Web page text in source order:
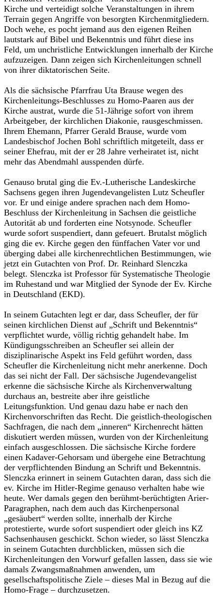
Kirche und verteidigt solche Veranstaltungen in ihrem
Terrain gegen Angriffe von besorgten Kirchenmitgliedern.
Doch wehe, es pocht jemand aus den eigenen Reihen
lautstark auf Bibel und Bekenntnis und führt diese ins
Feld, um unchristliche Entwicklungen innerhalb der Kirche
aufzuzeigen. Dann zeigen sich Kirchenleitungen schnell
von ihrer diktatorischen Seite.
Als die sächsische Pfarrfrau Uta Brause wegen des
Kirchenleitungs-Beschlusses zu Homo-Paaren aus der
Kirche austrat, wurde die 51-Jährige sofort von ihrem
Arbeitgeber, der kirchlichen Diakonie, rausgeschmissen.
Ihrem Ehemann, Pfarrer Gerald Brause, wurde vom
Landesbischof Jochen Bohl schriftlich mitgeteilt, dass er
seiner Ehefrau, mit der er 28 Jahre verheiratet ist, nicht
mehr das Abendmahl ausspenden dürfe.
Genauso brutal ging die Ev.-Lutherische Landeskirche
Sachsens gegen ihren Jugendevangelisten Lutz Scheufler
vor. Er und einige andere sprachen nach dem Homo-
Beschluss der Kirchenleitung in Sachsen die geistliche
Autorität ab und forderten eine Notsynode. Scheufler
wurde sofort suspendiert, dann gefeuert. Brutalst möglich
ging die ev. Kirche gegen den fünffachen Vater vor und
überging dabei alle kirchenrechtlichen Bestimmungen, wie
jetzt ein Gutachten von Prof. Dr. Reinhard Slenczka
belegt. Slenczka ist Professor für Systematische Theologie
im Ruhestand und war Mitglied der Synode der Ev. Kirche
in Deutschland (EKD).
In seinem Gutachten legt er dar, dass Scheufler, der für
seinen kirchlichen Dienst auf „Schrift und Bekenntnis“
verpflichtet wurde, völlig richtig gehandelt habe. Im
Kündigungsschreiben an Scheufler sei allein der
disziplinarische Aspekt ins Feld geführt worden, dass
Scheufler die Kirchenleitung nicht mehr anerkenne. Doch
das sei nicht der Fall. Der sächsische Jugendevangelist
erkenne die sächsische Kirche als Kirchenverwaltung
durchaus an, bestreite aber ihre geistliche
Leitungsfunktion. Und genau dazu habe er nach den
Kirchenvorschriften das Recht. Die geistlich-theologischen
Sachfragen, die nach dem „inneren“ Kirchenrecht hätten
diskutiert werden müssen, wurden von der Kirchenleitung
einfach ausgeschlossen. Die sächsische Kirche fordere
einen Kadaver-Gehorsam und übergehe eine Betrachtung
der verpflichtenden Bindung an Schrift und Bekenntnis.
Slenczka erinnert in seinem Gutachten daran, dass sich die
ev. Kirche im Hitler-Regime genauso verhalten habe wie
heute. Wer damals gegen den berühmt-berüchtigten Arier-
Paragraphen, nach dem auch das Kirchenpersonal
„gesäubert“ werden sollte, innerhalb der Kirche
protestierte, wurde sofort suspendiert oder gleich ins KZ
Sachsenhausen geschickt. Schon wieder, so lässt Slenczka
in seinem Gutachten durchblicken, müssen sich die
Kirchenleitungen den Vorwurf gefallen lassen, dass sie wie
damals Zwangsmaßnahmen anwenden, um
gesellschaftspolitische Ziele – dieses Mal in Bezug auf die
Homo-Frage – durchzusetzen.